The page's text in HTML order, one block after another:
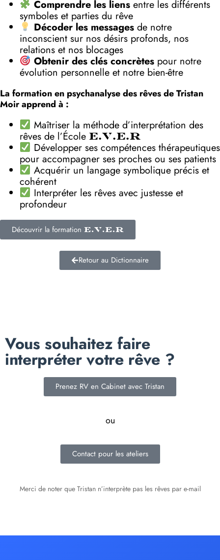
Comprendre les liensentre les différents
symboles et parties du rêve
Décoder les messagesde notre
inconscient sur nos désirs profonds, nos
relations et nos blocages
Obtenir des clés concrètespour notre
évolution personnelle et notre bien-être
La formation en psychanalyse des rêves de Tristan
Moir apprend à :
Maîtriser la méthode d’interprétation des
rêves de l’École E.V.E.R
Développer ses compétences thérapeutiques
pour accompagner ses proches ou ses patients
Acquérir un langage symbolique précis et
cohérent
Interpréter les rêves avec justesse et
profondeur
Découvrir la formation E.V.E.R
Retour au Dictionnaire
Vous souhaitez faire
interpréter votre rêve ?
Prenez RV en Cabinet avec Tristan
ou
Contact pour les ateliers
Merci de noter que Tristan n’interprète pas les rêves par e-mail